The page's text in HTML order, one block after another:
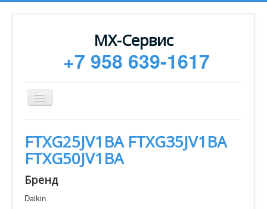
МХ-Сервис
+7 958 639-1617
Toggle
Navigation
Монтаж
Сервисное обслуживание
Техническая документация
FTXG25JV1BA FTXG35JV1BA
FTXG50JV1BA
Бренд
Daikin